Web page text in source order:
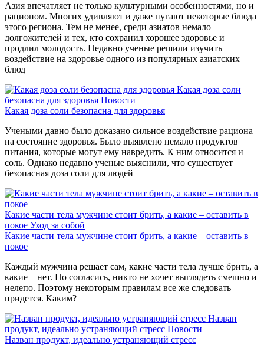
Азия впечатляет не только культурными особенностями, но и
рационом. Многих удивляют и даже пугают некоторые блюда
этого региона. Тем не менее, среди азиатов немало
долгожителей и тех, кто сохранил хорошее здоровье и
продлил молодость. Недавно ученые решили изучить
воздействие на здоровье одного из популярных азиатских
блюд
Какая доза соли
безопасна для здоровья Новости
Какая доза соли безопасна для здоровья
Учеными давно было доказано сильное воздействие рациона
на состояние здоровья. Было выявлено немало продуктов
питания, которые могут ему навредить. К ним относится и
соль. Однако недавно ученые выяснили, что существует
безопасная доза соли для людей
Какие части тела мужчине стоит брить, а какие – оставить в
покое Уход за собой
Какие части тела мужчине стоит брить, а какие – оставить в
покое
Каждый мужчина решает сам, какие части тела лучше брить, а
какие – нет. Но согласись, никто не хочет выглядеть смешно и
нелепо. Поэтому некоторым правилам все же следовать
придется. Каким?
Назван
продукт, идеально устраняющий стресс Новости
Назван продукт, идеально устраняющий стресс